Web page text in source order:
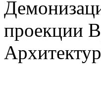
проекции